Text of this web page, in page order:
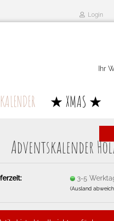
Login
Ihr
★ XMAS ★
Ad­vents­ka­len­der
3-5
(Ausland